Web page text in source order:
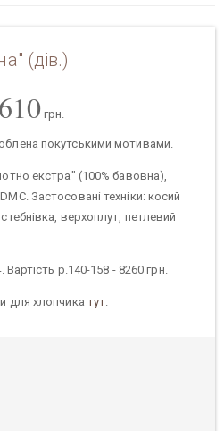
(дів.)
грн.
покутськими мотивами.
екстра" (100% бавовна),
Застосовані техніки: косий
верхоплут, петлевий
р.140-158 - 8260 грн.
для хлопчика тут